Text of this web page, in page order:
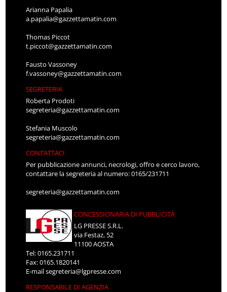
Arianna Papalia
a.papalia@gazzettamatin.com
Thomas Piccot
t.piccot@gazzettamatin.com
Fausto Vassoney
f.vassoney@gazzettamatin.com
SEGRETERIA
Roberta Prodoti
segreteria@gazzettamatin.com
Stefania Muscolo
segreteria@gazzettamatin.com
CONTATTACI
Per pubblicazione annunci, necrologi, offro e cerco lavoro,
contattare la segreteria al numero: 0165/231711
segreteria@gazzettamatin.com
CONCESSIONARIA DI PUBBLICITÀ
LG PRESSE S.R.L.
via Festaz, 52
11100 AOSTA
Tel: 0165.231711
Fax: 0165.1820141
E-mailsegreteria@lgpresse.com
RESPONSABILE DI AGENZIA